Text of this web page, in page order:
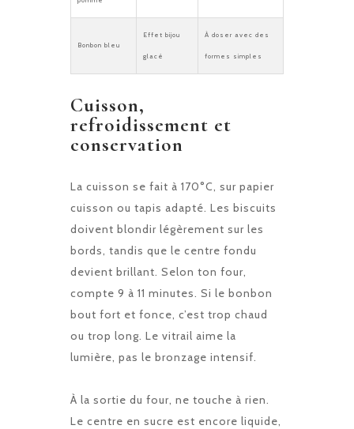
Bonbon bleu
Effet bijou
glacé
À doser avec des
formes simples
Cuisson,
refroidissement et
conservation
La cuisson se fait à 170°C, sur papier
cuisson ou tapis adapté. Les biscuits
doivent blondir légèrement sur les
bords, tandis que le centre fondu
devient brillant. Selon ton four,
compte 9 à 11 minutes. Si le bonbon
bout fort et fonce, c’est trop chaud
ou trop long. Le vitrail aime la
lumière, pas le bronzage intensif.
À la sortie du four, ne touche à rien.
Le centre en sucre est encore liquide,